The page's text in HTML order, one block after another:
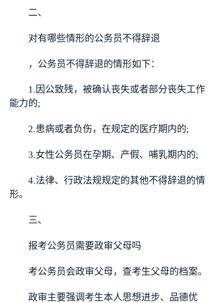
二、
对有哪些情形的公务员不得辞退
，公务员不得辞退的情形如下：
1.因公致残，被确认丧失或者部分丧失工作
能力的;
2.患病或者负伤，在规定的医疗期内的;
3.女性公务员在孕期、产假、哺乳期内的;
4.法律、行政法规规定的其他不得辞退的情
形。
三、
报考公务员需要政审父母吗
考公务员会政审父母，查考生父母的档案。
政审主要强调考生本人思想进步、品德优